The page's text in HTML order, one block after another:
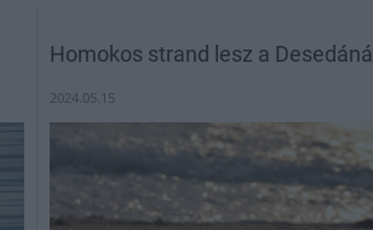
Homokos strand lesz a Desedánál
2024.05.15